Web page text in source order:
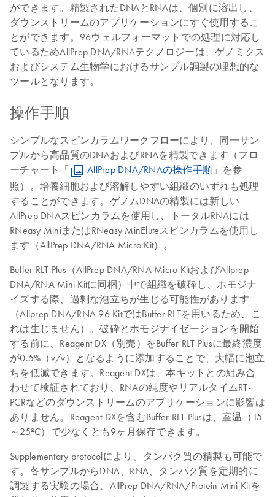
ができます。精製されたDNAとRNAは、個別に溶出し、
ダウンストリームのアプリケーションにすぐ使用するこ
とができます。96ウェルフォーマットでの処理に対応し
ているためAllPrep DNA/RNAテクノロジーは、ゲノミクス
およびシステム生物学におけるサンプル調製の理想的な
ツールとなります。
操作手順
シンプルなスピンカラムワークフローにより、同一サン
プルから高品質のDNAおよびRNAを精製できます（フロ
ーチャート「
AllPrep DNA/RNAの操作手順 」を参
照）。培養細胞および溶解しやすい組織のいずれも処理
することができます。ゲノムDNAの精製には新しい
AllPrep DNAスピンカラムを使用し、トータルRNAには
RNeasy MiniまたはRNeasy MinEluteスピンカラムを使用し
ます（AllPrep DNA/RNA Micro Kit）。
Buffer RLT Plus（AllPrep DNA/RNA Micro KitおよびAllprep
DNA/RNA Mini Kitに同梱）中で組織を破砕し、ホモジナ
イズする際、過剰な泡立ちが生じる可能性があります
（Allprep DNA/RNA 96 KitではBuffer RLTを用いるため、こ
れは生じません）。破砕とホモジナイゼーションを開始
する前に、Reagent DX（別売）をBuffer RLT Plusに最終濃度
が0.5%（v/v）となるように添加することで、大幅に泡立
ちを低減できます。Reagent DXは、本キットとの組み合
わせて検証されており、RNAの純度やリアルタイムRT-
PCRなどのダウンストリームのアプリケーションに影響は
ありません。Reagent DXを含むBuffer RLT Plusは、室温（15
～25ºC）で少なくとも9ヶ月保存できます。
Supplementary protocolにより、タンパク質の精製も可能で
す。各サンプルからDNA、RNA、タンパク質を定期的に
調製する実験の場合、AllPrep DNA/RNA/Protein Mini Kitを